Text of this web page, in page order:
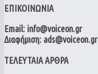
ΕΠΙΚΟΙΝΩΝΙΑ
Email: info@voiceon.gr
Διαφήμιση: ads@voiceon.gr
ΤΕΛΕΥΤΑΙΑ ΑΡΘΡΑ